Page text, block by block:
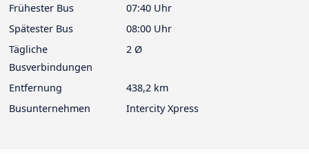
Frühester Bus
07:40 Uhr
Spätester Bus
08:00 Uhr
Tägliche
Busverbindungen
2 Ø
Entfernung
438,2 km
Busunternehmen
Intercity Xpress